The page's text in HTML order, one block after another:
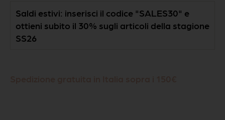
Saldi estivi: inserisci il codice "SALES30" e
ottieni subito il 30% sugli articoli della stagione
SS26